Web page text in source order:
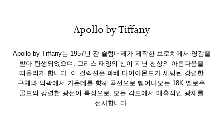
Apollo by Tiffany
Apollo by Tiffany는 1957년 쟌 슐럼버제가 제작한 브로치에서 영감을
받아 탄생되었으며, 그리스 태양의 신이 지닌 천상의 아름다움을
떠올리게 합니다. 이 컬렉션은 파베 다이아몬드가 세팅된 강렬한
구체와 외곽에서 가운데를 향해 곡선으로 뻗어나오는 18K 옐로우
골드의 강렬한 광선이 특징으로, 모든 각도에서 매혹적인 광채를
선사합니다.